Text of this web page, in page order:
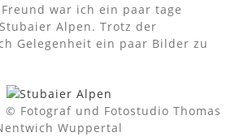
war ich ein paar tage
Alpen. Trotz der
Gelegenheit ein paar Bilder zu
Fotograf und Fotostudio Thomas
Wuppertal